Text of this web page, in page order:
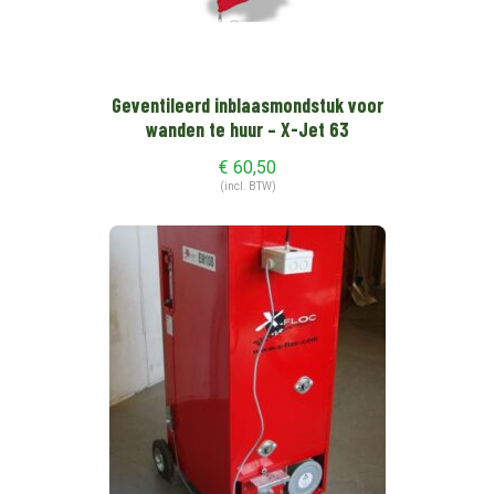
Geventileerd inblaasmondstuk voor
wanden te huur – X-Jet 63
€ 60,50
(incl. BTW)